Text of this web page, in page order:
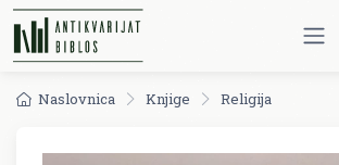
Naslovnica Knjige Religija